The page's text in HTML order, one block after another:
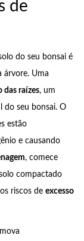
de
do seu bonsai é
árvore. Uma
das raízes, um
do seu bonsai. O
estão
e causando
, comece
compactado
riscos de excesso